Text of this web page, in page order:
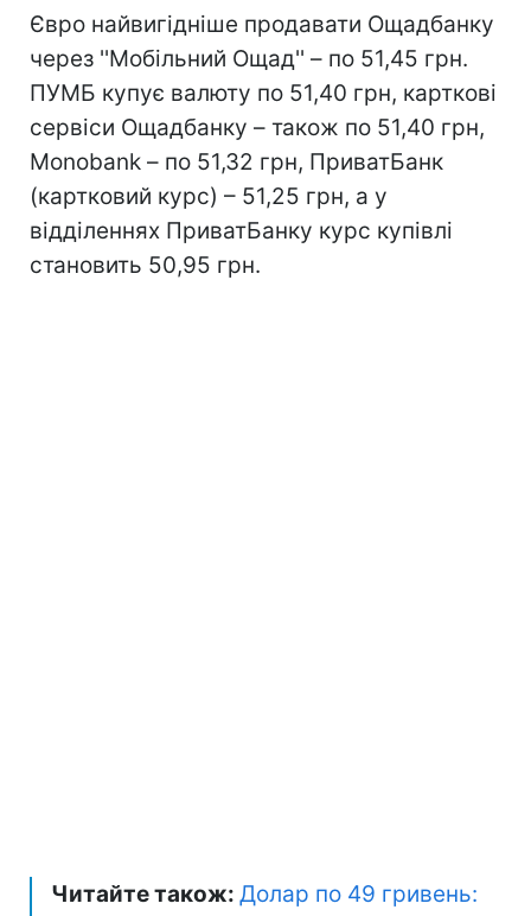
Євро найвигідніше продавати Ощадбанку
через ''Мобільний Ощад'' – по 51,45 грн.
ПУМБ купує валюту по 51,40 грн, карткові
сервіси Ощадбанку – також по 51,40 грн,
Monobank – по 51,32 грн, ПриватБанк
(картковий курс) – 51,25 грн, а у
відділеннях ПриватБанку курс купівлі
становить 50,95 грн.
Читайте також: Долар по 49 гривень: